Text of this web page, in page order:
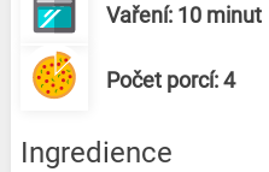
Vaření: 10 minut
Počet porcí: 4
Ingredience